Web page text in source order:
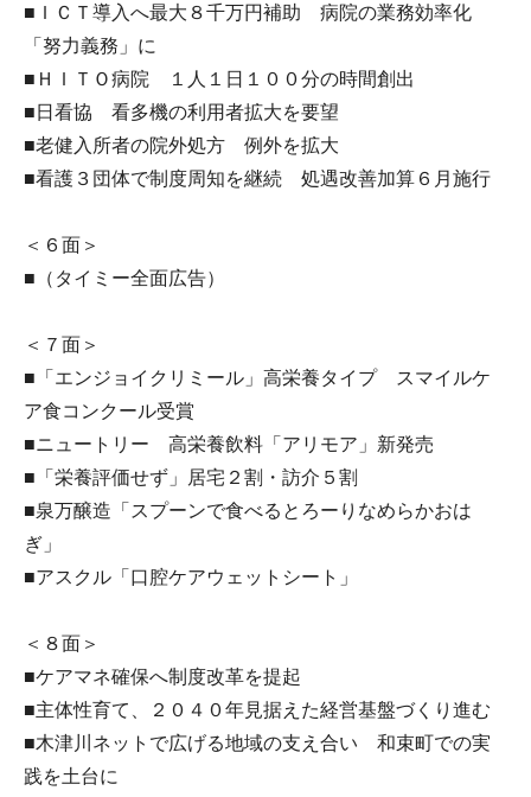
■ＩＣＴ導入へ最大８千万円補助 病院の業務効率化
「努力義務」に
■ＨＩＴＯ病院 １人１日１００分の時間創出
■日看協 看多機の利用者拡大を要望
■老健入所者の院外処方 例外を拡大
■看護３団体で制度周知を継続 処遇改善加算６月施行
＜６面＞
■（タイミー全面広告）
＜７面＞
■「エンジョイクリミール」高栄養タイプ スマイルケ
ア食コンクール受賞
■ニュートリー 高栄養飲料「アリモア」新発売
■「栄養評価せず」居宅２割・訪介５割
■泉万醸造「スプーンで食べるとろーりなめらかおは
ぎ」
■アスクル「口腔ケアウェットシート」
＜８面＞
■ケアマネ確保へ制度改革を提起
■主体性育て、２０４０年見据えた経営基盤づくり進む
■木津川ネットで広げる地域の支え合い 和束町での実
践を土台に